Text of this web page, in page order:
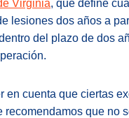
Virginia, que define
lesiones dos años a
del plazo de dos
en cuenta que ciertas
recomendamos que no